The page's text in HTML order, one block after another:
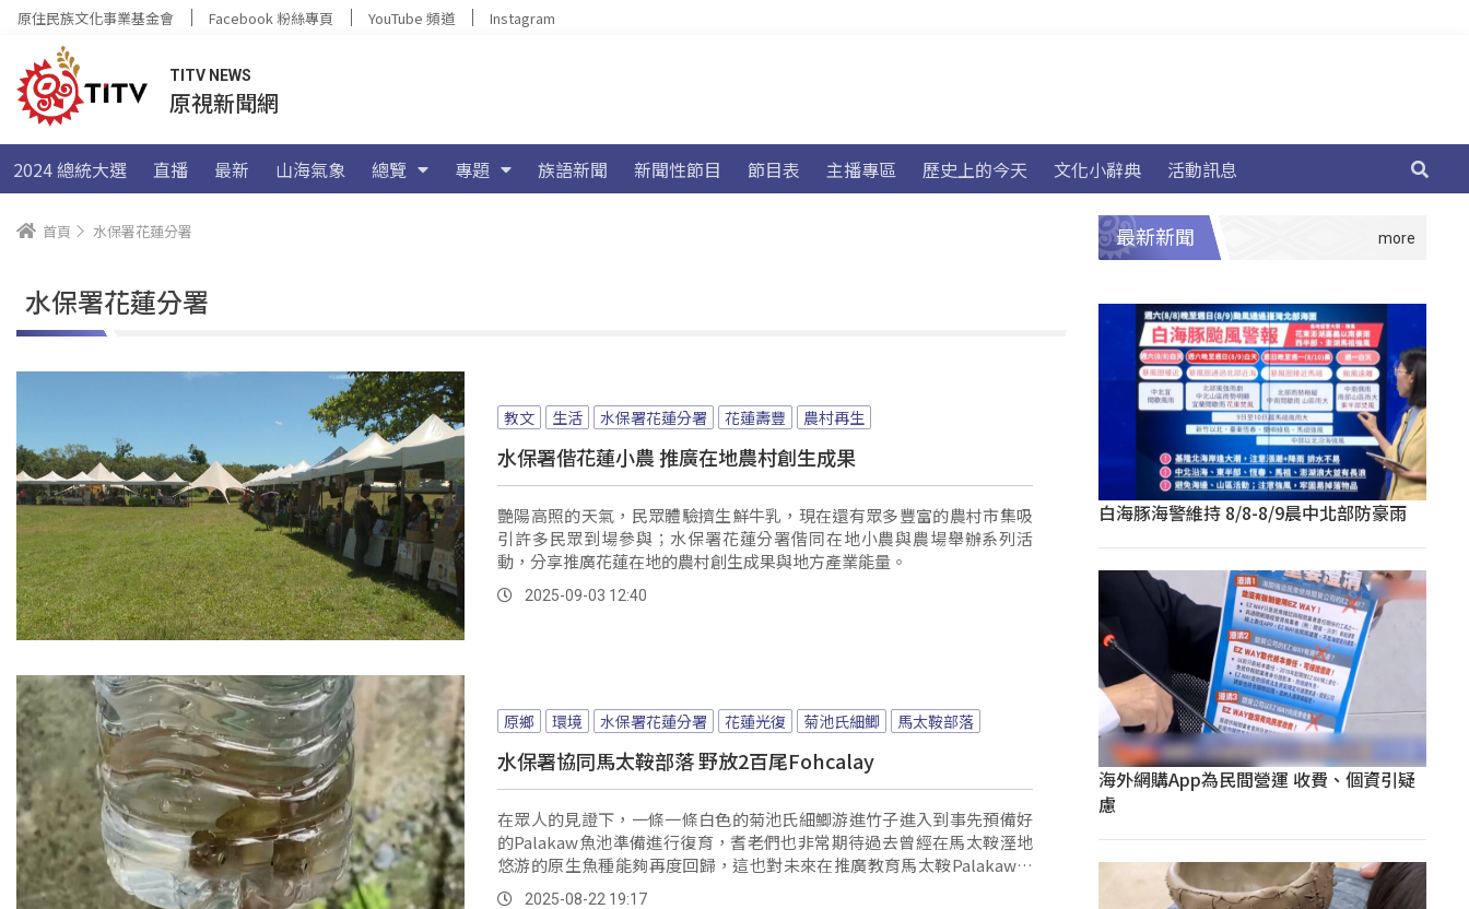
原住民族文化事業基金會 Facebook 粉絲專頁 YouTube 頻道 Instagram
TITV NEWS
原視新聞網
2024 總統大選 直播 最新 山海氣象 總覽 專題 族語新聞 新聞性節目 節目表 主播專區 歷史上的今天 文化小辭典 活動訊息
首頁 水保署花蓮分署
水保署花蓮分署
教文 生活 水保署花蓮分署 花蓮壽豐 農村再生
水保署偕花蓮小農 推廣在地農村創生成果
艷陽高照的天氣，民眾體驗擠生鮮牛乳，現在還有眾多豐富的農村市集吸
引許多民眾到場參與；水保署花蓮分署偕同在地小農與農場舉辦系列活
動，分享推廣花蓮在地的農村創生成果與地方產業能量。
2025-09-03 12:40
原鄉 環境 水保署花蓮分署 花蓮光復 菊池氏細鯽 馬太鞍部落
水保署協同馬太鞍部落 野放2百尾Fohcalay
在眾人的見證下，一條一條白色的菊池氏細鯽游進竹子進入到事先預備好
的Palakaw魚池準備進行復育，耆老們也非常期待過去曾經在馬太鞍溼地
悠游的原生魚種能夠再度回歸，這也對未來在推廣教育馬太鞍Palakaw漁
法以及生態觀光有正向助益。
2025-08-22 19:17
最新新聞
白海豚海警維持 8/8-8/9晨中北部防豪雨
海外網購App為民間營運 收費、個資引疑
慮